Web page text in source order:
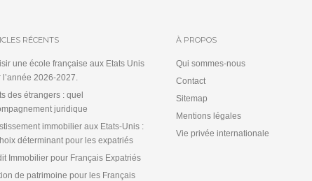
RÉCENTS
une école française aux Etats Unis
l’année 2026-2027.
des étrangers : quel
juridique
immobilier aux Etats-Unis :
déterminant pour les expatriés
Immobilier pour Français Expatriés
de patrimoine pour les Français
À PROPOS
Qui sommes-nous
Contact
Sitemap
Mentions légales
Vie privée internationale